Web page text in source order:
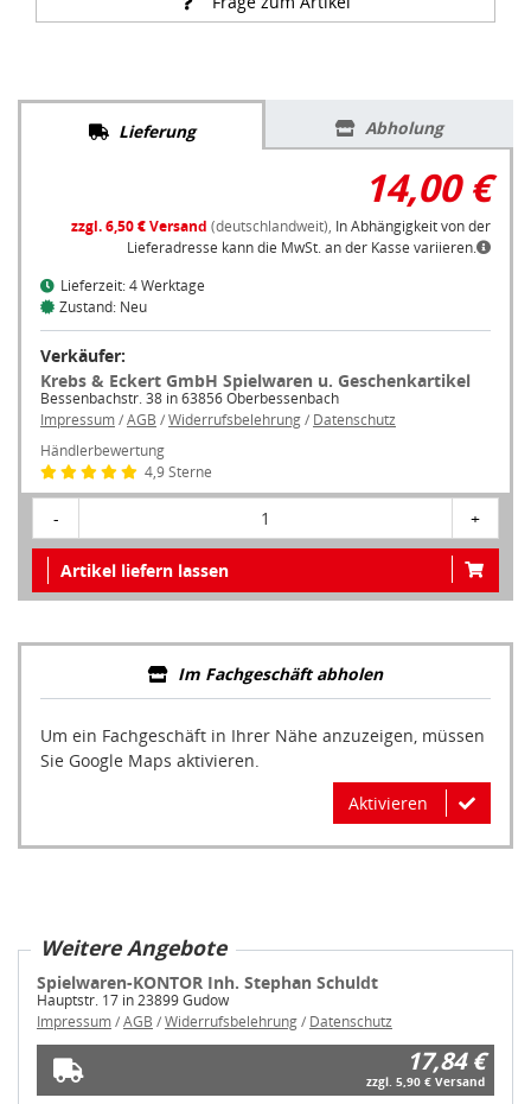
Lieferung Abholung
14,00 €
zzgl. 6,50 € Versand (deutschlandweit), In Abhängigkeit von der
Lieferadresse kann die MwSt. an der Kasse variieren.
Lieferzeit: 4 Werktage
Zustand: Neu
Verkäufer:
Krebs & Eckert GmbH Spielwaren u. Geschenkartikel
Bessenbachstr. 38 in 63856 Oberbessenbach
Impressum/AGB /Widerrufsbelehrung/ Datenschutz
Händlerbewertung
4,9 Sterne
- 1 +
Artikel liefern lassen
Im Fachgeschäft abholen
Um ein Fachgeschäft in Ihrer Nähe anzuzeigen, müssen
Sie Google Maps aktivieren.
Aktivieren
Weitere Angebote
Spielwaren-KONTOR Inh. Stephan Schuldt
Hauptstr. 17 in 23899 Gudow
Impressum/AGB /Widerrufsbelehrung/ Datenschutz
17,84 €
zzgl. 5,90 € Versand